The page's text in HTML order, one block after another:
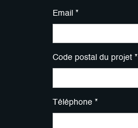
Email *
Code postal du projet *
Téléphone *